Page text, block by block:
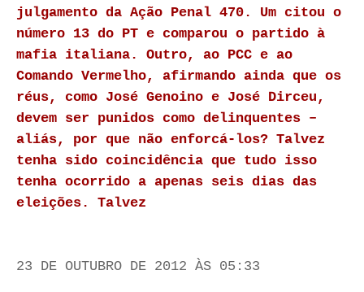
julgamento da Ação Penal 470. Um citou o
número 13 do PT e comparou o partido à
mafia italiana. Outro, ao PCC e ao
Comando Vermelho, afirmando ainda que os
réus, como José Genoino e José Dirceu,
devem ser punidos como delinquentes –
aliás, por que não enforcá-los? Talvez
tenha sido coincidência que tudo isso
tenha ocorrido a apenas seis dias das
eleições. Talvez
23 DE OUTUBRO DE 2012 ÀS 05:33